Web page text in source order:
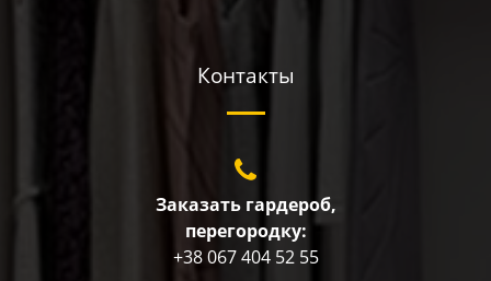
Контакты
Заказать гардероб,
перегородку:
+38 067 404 52 55